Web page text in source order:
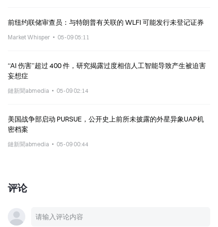
前纽约联储审查员：与特朗普有关联的 WLFI 可能发行未登记证券
Market Whisper 05-09 05:11
“AI 伤害”超过 400 件，研究揭露过度相信人工智能导致产生被迫害
妄想症
鏈新聞abmedia 05-09 02:14
美国战争部启动 PURSUE，公开史上前所未披露的外星异象UAP机
密档案
鏈新聞abmedia 05-09 00:44
评论